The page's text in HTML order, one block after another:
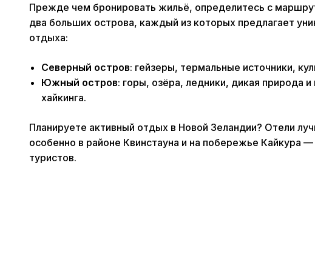
Прежде чем бронировать жильё, определитесь с
два больших острова, каждый из которых предлагает
отдыха:
Северный остров: гейзеры, термальные источники,
Южный остров: горы, озёра, ледники, дикая природа
хайкинга.
Планируете активный отдых в Новой Зеландии? Отели
особенно в районе Квинстауна и на побережье Кайкура
туристов.